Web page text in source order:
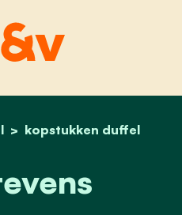
homekopstukken duffel
lili stevens